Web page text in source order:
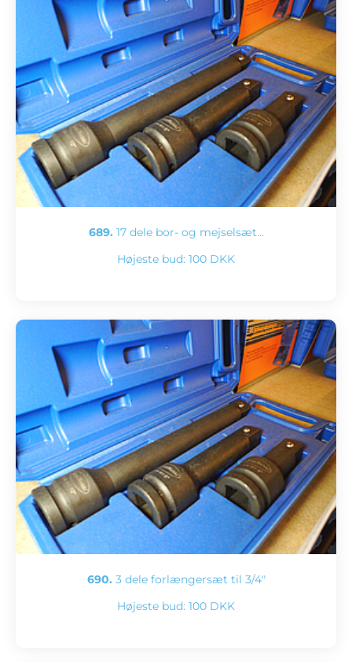
689. 17 dele bor- og mejselsæt…
Højeste bud: 100 DKK
690. 3 dele forlængersæt til 3/4"
Højeste bud: 100 DKK